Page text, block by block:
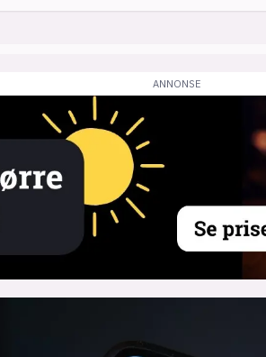
karriere
frontend backend
ukas koder